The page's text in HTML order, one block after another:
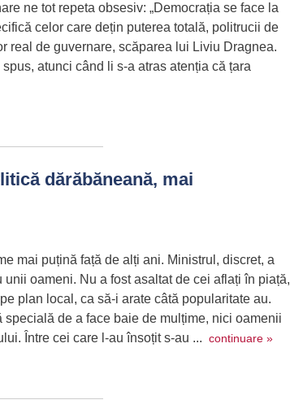
ne tot repeta obsesiv: „Democrația se face la
celor care dețin puterea totală, politrucii de
real de guvernare, scăparea lui Liviu Dragnea.
atunci când li s-a atras atenția că țara
dărăbăneană, mai
mai puțină față de alți ani. Ministrul, discret, a
oameni. Nu a fost asaltat de cei aflați în piață,
plan local, ca să-i arate câtă popularitate au.
de a face baie de mulțime, nici oamenii
Între cei care l-au însoțit s-au ... continuare »